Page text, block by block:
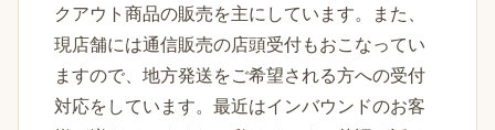
クアウト商品の販売を主にしています。また、
現店舗には通信販売の店頭受付もおこなってい
ますので、地方発送をご希望される方への受付
対応をしています。最近はインバウンドのお客